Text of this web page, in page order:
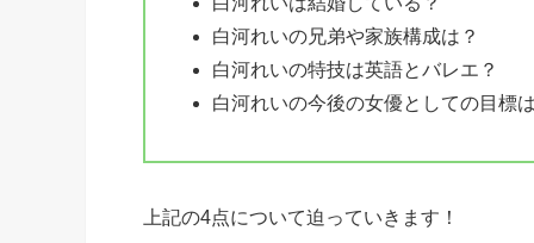
白河れいの兄弟や家族構成は？
白河れいの特技は英語とバレエ？
白河れいの今後の女優としての目標
上記の4点について迫っていきます！